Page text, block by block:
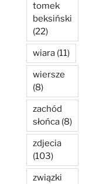
tomek
beksiński
(22)
wiara (11)
wiersze
(8)
zachód
słońca (8)
zdjecia
(103)
związki